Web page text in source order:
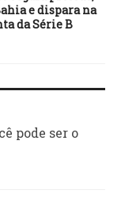
e dispara na
da Série B
pode ser o